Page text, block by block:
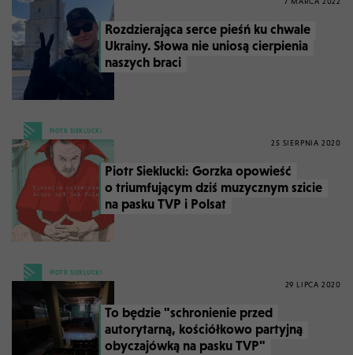
Rozdzierająca serce pieśń ku chwale
Ukrainy. Słowa nie uniosą cierpienia
naszych braci
PIOTR SIEKLUCKI
25 SIERPNIA 2020
Piotr Sieklucki: Gorzka opowieść
o triumfującym dziś muzycznym szicie
na pasku TVP i Polsat
PIOTR SIEKLUCKI
29 LIPCA 2020
To będzie "schronienie przed
autorytarną, kościółkowo partyjną
obyczajówką na pasku TVP"